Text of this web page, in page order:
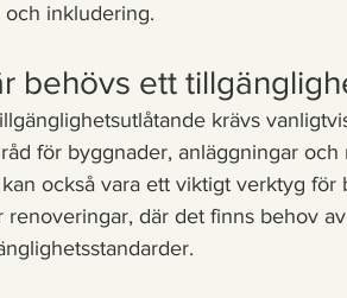
och inkludering.
behövs ett
krävs
för byggnader, anläggningar
också vara ett viktigt verktyg
renoveringar, där det finns behov